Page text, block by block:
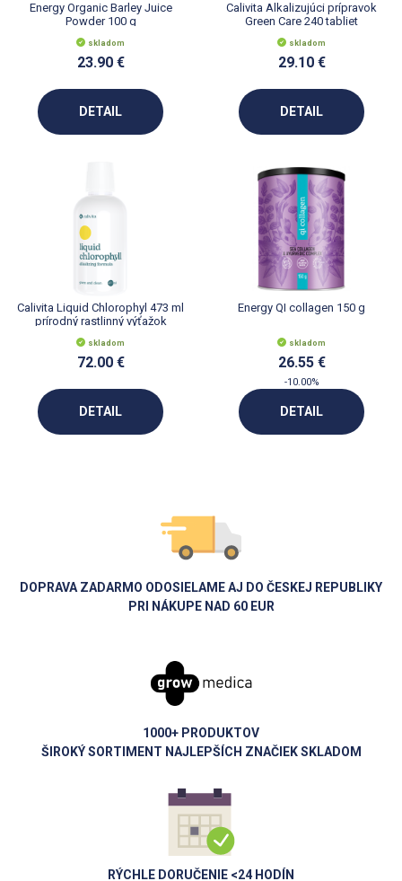
Energy Organic Barley Juice
Powder 100 g
skladom
23.90 €
DETAIL
Calivita Alkalizujúci prípravok
Green Care 240 tabliet
skladom
29.10 €
DETAIL
Calivita Liquid Chlorophyl 473 ml
prírodný rastlinný výťažok
skladom
72.00 €
DETAIL
Energy QI collagen 150 g
skladom
26.55 €
-10.00%
DETAIL
DOPRAVA ZADARMO ODOSIELAME AJ DO ČESKEJ REPUBLIKY
PRI NÁKUPE NAD 60 EUR
1000+ PRODUKTOV
ŠIROKÝ SORTIMENT NAJLEPŠÍCH ZNAČIEK SKLADOM
RÝCHLE DORUČENIE <24 HODÍN